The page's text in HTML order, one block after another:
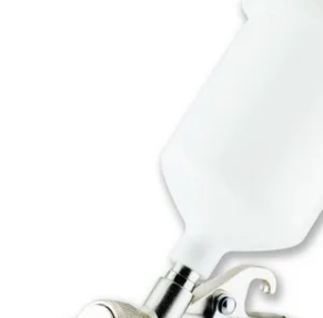
Pistolas para Tanque de Pressão
Tanque de pressão para pintura com pistola
Tanques de Pressão para pintura
Válvula de esfera